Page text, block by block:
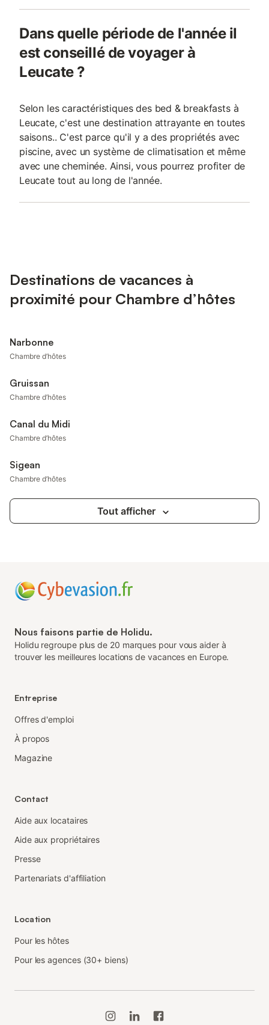
Dans quelle période de l'année il
est conseillé de voyager à
Leucate ?
Selon les caractéristiques des bed & breakfasts à
Leucate, c'est une destination attrayante en toutes
saisons.. C'est parce qu'il y a des propriétés avec
piscine, avec un système de climatisation et même
avec une cheminée. Ainsi, vous pourrez profiter de
Leucate tout au long de l'année.
Destinations de vacances à
proximité pour Chambre d’hôtes
Narbonne
Chambre d’hôtes
Gruissan
Chambre d’hôtes
Canal du Midi
Chambre d’hôtes
Sigean
Chambre d’hôtes
Tout afficher
Nous faisons partie de Holidu.
Holidu regroupe plus de 20 marques pour vous aider à
trouver les meilleures locations de vacances en Europe.
Entreprise
Offres d'emploi
À propos
Magazine
Contact
Aide aux locataires
Aide aux propriétaires
Presse
Partenariats d'affiliation
Location
Pour les hôtes
Pour les agences (30+ biens)